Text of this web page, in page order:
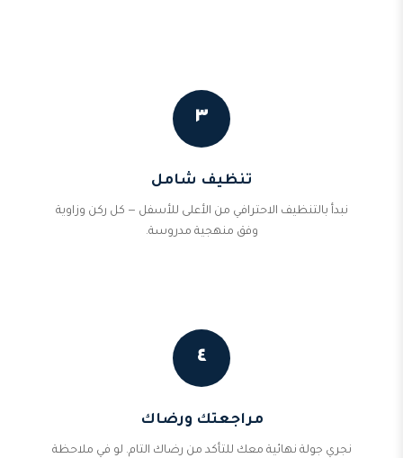
٣
تنظيف شامل
نبدأ بالتنظيف الاحترافي من الأعلى للأسفل — كل ركن وزاوية
وفق منهجية مدروسة.
٤
مراجعتك ورضاك
نجري جولة نهائية معك للتأكد من رضاك التام. لو في ملاحظة